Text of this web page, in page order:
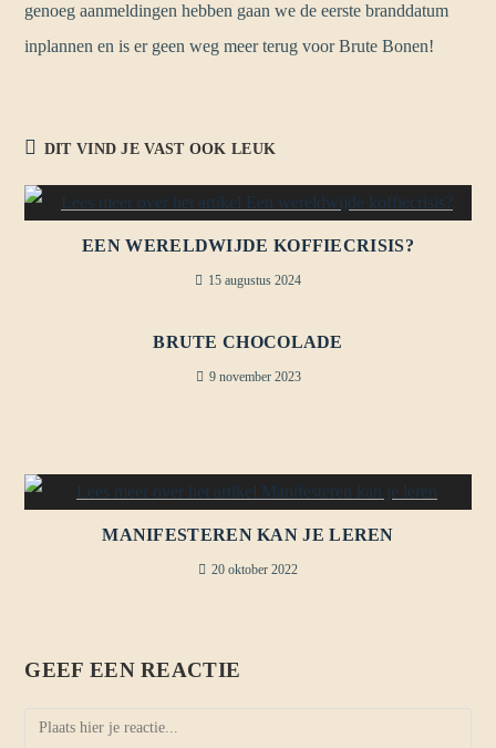
genoeg aanmeldingen hebben gaan we de eerste branddatum
inplannen en is er geen weg meer terug voor Brute Bonen!
DIT VIND JE VAST OOK LEUK
EEN WERELDWIJDE KOFFIECRISIS?
15 augustus 2024
BRUTE CHOCOLADE
9 november 2023
MANIFESTEREN KAN JE LEREN
20 oktober 2022
GEEF EEN REACTIE